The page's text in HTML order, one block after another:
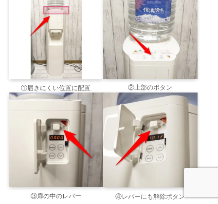
①届きにくい位置に配置 ②上部のボタン
③扉の中のレバー ④レバーにも解除ボタン